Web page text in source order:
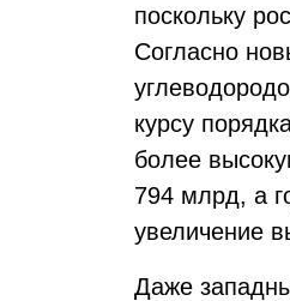
поскольку
Согласно
курсу
более
794 млрд, а
увеличение
Даже